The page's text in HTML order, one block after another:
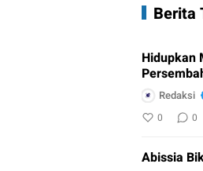
Berita
Hidupkan
Redaksi
0 0
Abissia